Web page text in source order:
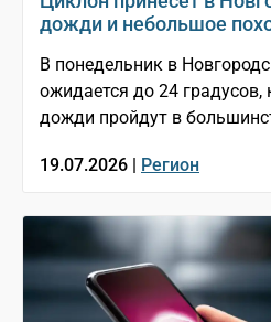
дожди и небольшое
В понедельник в
ожидается до 24
дожди пройдут в
19.07.2026 | Регион